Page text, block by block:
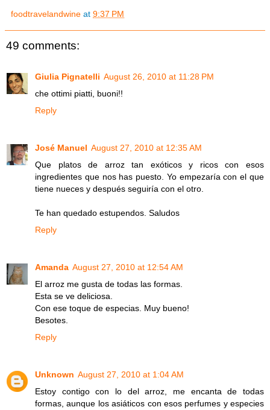
foodtravelandwine at 9:37 PM
49 comments:
Giulia Pignatelli August 26, 2010 at 11:28 PM
che ottimi piatti, buoni!!
Reply
José Manuel August 27, 2010 at 12:35 AM
Que platos de arroz tan exóticos y ricos con esos
ingredientes que nos has puesto. Yo empezaría con el que
tiene nueces y después seguiría con el otro.
Te han quedado estupendos. Saludos
Reply
Amanda August 27, 2010 at 12:54 AM
El arroz me gusta de todas las formas.
Esta se ve deliciosa.
Con ese toque de especias. Muy bueno!
Besotes.
Reply
Unknown August 27, 2010 at 1:04 AM
Estoy contigo con lo del arroz, me encanta de todas
formas, aunque los asiáticos con esos perfumes y especies